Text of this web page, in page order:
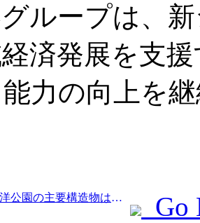
ループは、
済発展を支
力の向上を
Prev:北京海昌海洋公園の主要構造物は、年内に上棟する予定であり、2027年の完成・開業が見込まれています。
Go